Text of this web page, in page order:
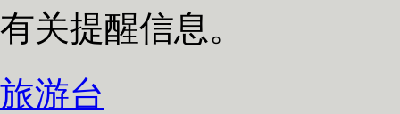
有关提醒信息。
旅游台